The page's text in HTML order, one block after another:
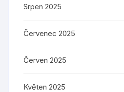
Srpen 2025
Červenec 2025
Červen 2025
Květen 2025